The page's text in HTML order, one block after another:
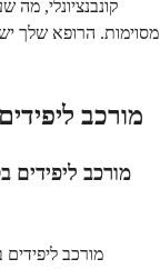
מסוימות. הרופא שלך
שאלות נפוצות על אמפוטריצין B מורכב ליפידים